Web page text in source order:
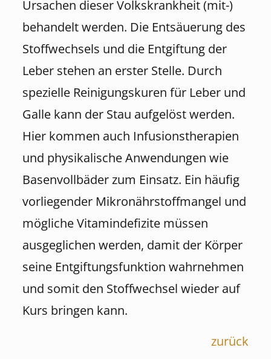
Ursachen dieser Volkskrankheit (mit-)
behandelt werden. Die Entsäuerung des
Stoffwechsels und die Entgiftung der
Leber stehen an erster Stelle. Durch
spezielle Reinigungskuren für Leber und
Galle kann der Stau aufgelöst werden.
Hier kommen auch Infusionstherapien
und physikalische Anwendungen wie
Basenvollbäder zum Einsatz. Ein häufig
vorliegender Mikronährstoffmangel und
mögliche Vitamindefizite müssen
ausgeglichen werden, damit der Körper
seine Entgiftungsfunktion wahrnehmen
und somit den Stoffwechsel wieder auf
Kurs bringen kann.
zurück